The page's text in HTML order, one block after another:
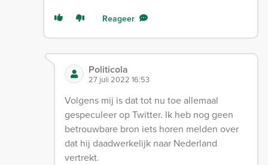
Reageer
Politicola
27 juli 2022 16:53
Volgens mij is dat tot nu toe allemaal
gespeculeer op Twitter. Ik heb nog geen
betrouwbare bron iets horen melden over
dat hij daadwerkelijk naar Nederland
vertrekt.